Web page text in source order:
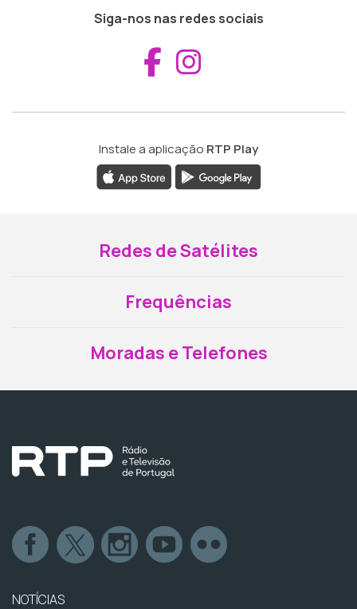
Siga-nos nas redes sociais
Aceder ao
Instale a aplicação RTP Play
Redes de Satélites
Frequências
Moradas e Telefones
NOTÍCIAS